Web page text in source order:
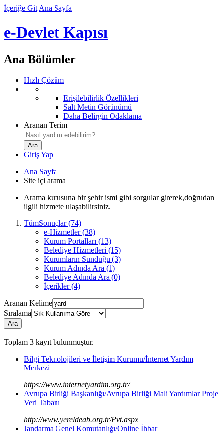
İçeriğe Git Ana Sayfa
e-Devlet Kapısı
Ana Bölümler
Hızlı Çözüm
Erişilebilirlik Özellikleri
Salt Metin Görünümü
Daha Belirgin Odaklama
Aranan Terim
Giriş Yap
Ana Sayfa
Site içi arama
Arama kutusuna bir şehir ismi gibi sorgular girerek,doğrudan
ilgili hizmete ulaşabilirsiniz.
TümSonuçlar (74)
e-Hizmetler (38)
Kurum Portalları (13)
Belediye Hizmetleri (15)
Kurumların Sunduğu (3)
Kurum Adında Ara (1)
Belediye Adında Ara (0)
İçerikler (4)
Aranan Kelime
Sıralama
Ara
Toplam 3 kayıt bulunmuştur.
Bilgi Teknolojileri ve İletişim Kurumu/İnternet Yardım
Merkezi
https://www.internetyardim.org.tr/
Avrupa Birliği Başkanlığı/Avrupa Birliği Mali Yardımlar Proje
Veri Tabanı
http://www.yereldeab.org.tr/Pvt.aspx
Jandarma Genel Komutanlığı/Online İhbar